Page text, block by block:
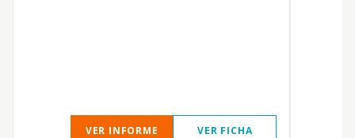
VER INFORME VER FICHA